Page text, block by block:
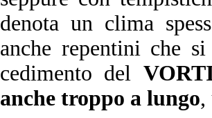
denota un clima
anche repentini che
cedimento del
anche troppo a lungo,